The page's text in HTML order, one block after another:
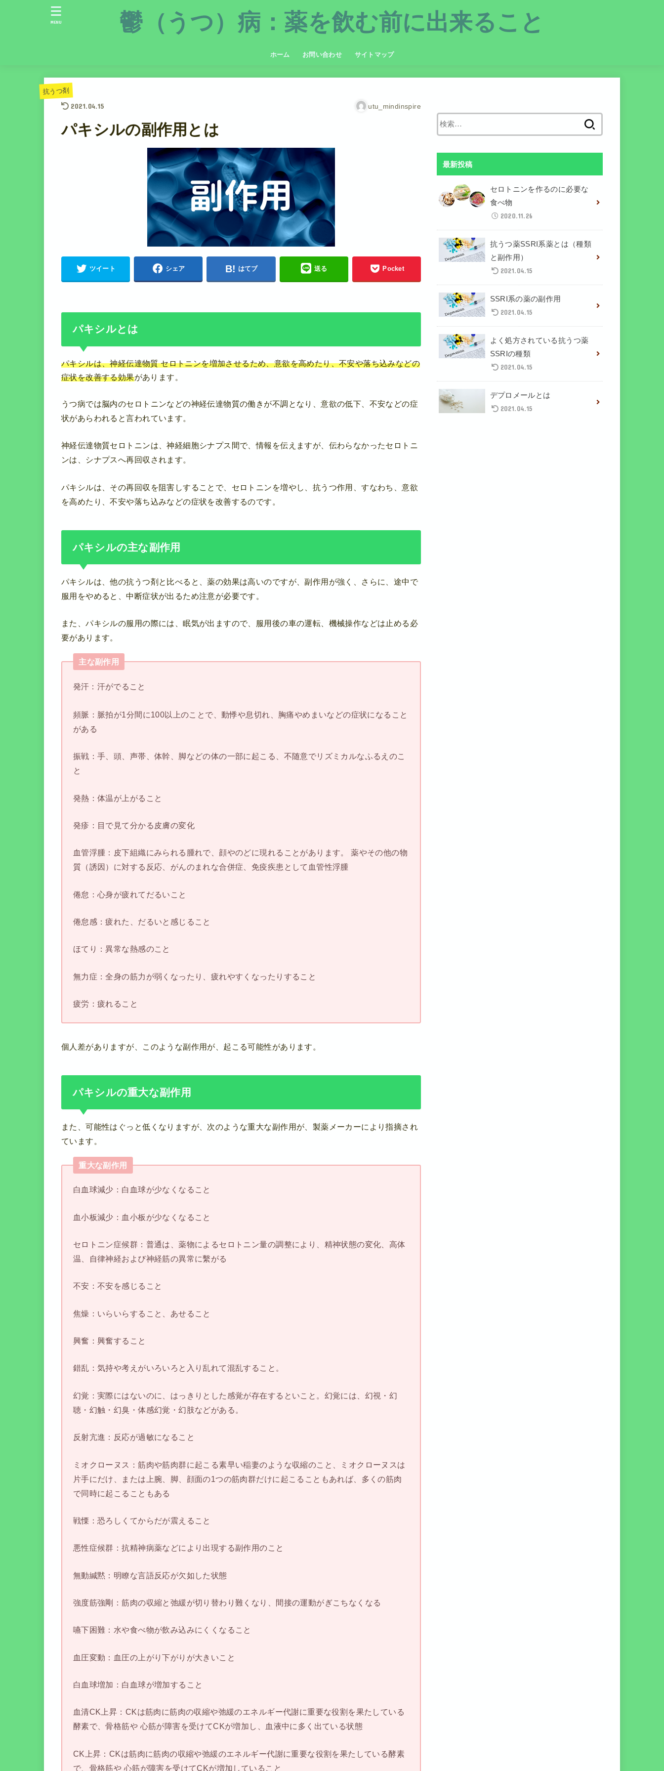
鬱（うつ）病：薬を飲む前に出来ること
ホーム お問い合わせ サイトマップ
MENU
抗うつ剤
2021.04.15 utu_mindinspire
パキシルの副作用とは
ツイート シェア はてブ 送る Pocket
パキシルとは
パキシルは、神経伝達物質 セロトニンを増加させるため、意欲を高めたり、不安や落ち込みなどの
症状を改善する効果があります。
うつ病では脳内のセロトニンなどの神経伝達物質の働きが不調となり、意欲の低下、不安などの症
状があらわれると言われています。
神経伝達物質セロトニンは、神経細胞シナプス間で、情報を伝えますが、伝わらなかったセロトニ
ンは、シナプスへ再回収されます。
パキシルは、その再回収を阻害しすることで、セロトニンを増やし、抗うつ作用、すなわち、意欲
を高めたり、不安や落ち込みなどの症状を改善するのです。
パキシルの主な副作用
パキシルは、他の抗うつ剤と比べると、薬の効果は高いのですが、副作用が強く、さらに、途中で
服用をやめると、中断症状が出るため注意が必要です。
また、パキシルの服用の際には、眠気が出ますので、服用後の車の運転、機械操作などは止める必
要があります。
主な副作用
発汗：汗がでること
頻脈：脈拍が1分間に100以上のことで、動悸や息切れ、胸痛やめまいなどの症状になること
がある
振戦：手、頭、声帯、体幹、脚などの体の一部に起こる、不随意でリズミカルなふるえのこ
と
発熱：体温が上がること
発疹：目で見て分かる皮膚の変化
血管浮腫：皮下組織にみられる腫れで、顔やのどに現れることがあります。 薬やその他の物
質（誘因）に対する反応、がんのまれな合併症、免疫疾患として血管性浮腫
倦怠：心身が疲れてだるいこと
倦怠感：疲れた、だるいと感じること
ほてり：異常な熱感のこと
無力症：全身の筋力が弱くなったり、疲れやすくなったりすること
疲労：疲れること
個人差がありますが、このような副作用が、起こる可能性があります。
パキシルの重大な副作用
また、可能性はぐっと低くなりますが、次のような重大な副作用が、製薬メーカーにより指摘され
ています。
重大な副作用
白血球減少：白血球が少なくなること
血小板減少：血小板が少なくなること
セロトニン症候群：普通は、薬物によるセロトニン量の調整により、精神状態の変化、高体
温、自律神経および神経筋の異常に繫がる
不安：不安を感じること
焦燥：いらいらすること、あせること
興奮：興奮すること
錯乱：気持や考えがいろいろと入り乱れて混乱すること。
幻覚：実際にはないのに、はっきりとした感覚が存在するといこと。幻覚には、幻視・幻
聴・幻触・幻臭・体感幻覚・幻肢などがある。
反射亢進：反応が過敏になること
ミオクローヌス：筋肉や筋肉群に起こる素早い稲妻のような収縮のこと、ミオクローヌスは
片手にだけ、または上腕、脚、顔面の1つの筋肉群だけに起こることもあれば、多くの筋肉
で同時に起こることもある
戦慄：恐ろしくてからだが震えること
悪性症候群：抗精神病薬などにより出現する副作用のこと
無動緘黙：明瞭な言語反応が欠如した状態
強度筋強剛：筋肉の収縮と弛緩が切り替わり難くなり、間接の運動がぎこちなくなる
嚥下困難：水や食べ物が飲み込みにくくなること
血圧変動：血圧の上がり下がりが大きいこと
白血球増加：白血球が増加すること
血清CK上昇：CKは筋肉に筋肉の収縮や弛緩のエネルギー代謝に重要な役割を果たしている
酵素で、骨格筋や 心筋が障害を受けてCKが増加し、血液中に多く出ている状態
CK上昇：CKは筋肉に筋肉の収縮や弛緩のエネルギー代謝に重要な役割を果たしている酵素
で、骨格筋や 心筋が障害を受けてCKが増加していること
最新投稿
セロトニンを作るのに必要な
食べ物
2020.11.26
抗うつ薬SSRI系薬とは（種類
と副作用）
2021.04.15
SSRI系の薬の副作用
2021.04.15
よく処方されている抗うつ薬
SSRIの種類
2021.04.15
デプロメールとは
2021.04.15